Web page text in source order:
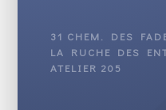
31 CHEM. DES
LA RUCHE DES
ATELIER 205